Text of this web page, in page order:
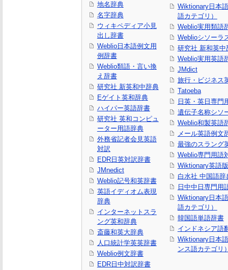
地名辞典
名字辞典
ウィキペディア小見
出し辞書
Weblio日本語例文用
例辞書
Weblio類語・言い換
え辞書
研究社 新英和中辞典
Eゲイト英和辞典
ハイパー英語辞書
研究社 英和コンピュ
ーター用語辞典
外務省記者会見英語
対訳
EDR日英対訳辞書
JMnedict
Weblio記号和英辞書
英語イディオム表現
辞典
インターネットスラ
ング英和辞典
斎藤和英大辞典
人口統計学英英辞書
Weblio例文辞書
EDR日中対訳辞書
Wiktionary日本
語カテゴリ）
Weblio実用類語
Weblioシソーラ
研究社 新和英中
Weblio実用英語
JMdict
旅行・ビジネス
Tatoeba
日英・英日専門
遺伝子名称シソ
Weblio和製英語
メール英語例文
最強のスラング
Weblio専門用語
Wiktionary英語版
白水社 中国語辞
日中中日専門用
Wiktionary日本
語カテゴリ）
韓国語単語辞書
インドネシア語
Wiktionary日本
ンス語カテゴリ